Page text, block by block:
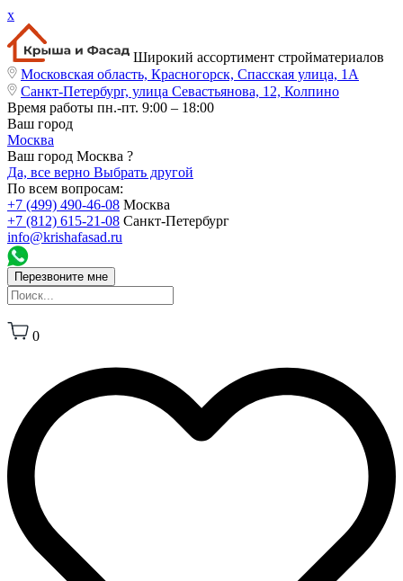
x
Широкий ассортимент стройматериалов
Московская область, Красногорск, Спасская улица, 1А
Санкт-Петербург, улица Севастьянова, 12, Колпино
Время работы пн.-пт. 9:00 – 18:00
Ваш город
Москва
Ваш город Москва ?
Да, все верно Выбрать другой
По всем вопросам:
+7 (499) 490-46-08 Москва
+7 (812) 615-21-08 Санкт-Петербург
info@krishafasad.ru
Перезвоните мне
0